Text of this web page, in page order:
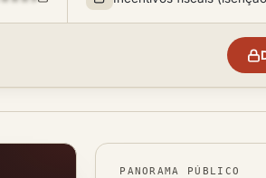
PANORAMA PÚBLICO